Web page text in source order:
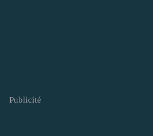
Publicité